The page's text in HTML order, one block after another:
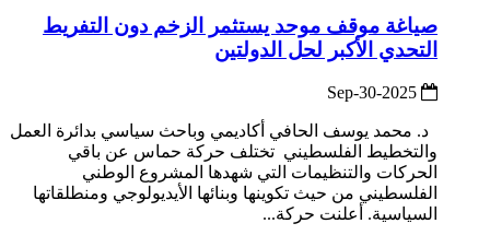
صياغة موقف موحد يستثمر الزخم دون التفريط
التحدي الأكبر لحل الدولتين
د. محمد يوسف الحافي أكاديمي وباحث سياسي بدائرة العمل
والتخطيط الفلسطيني تختلف حركة حماس عن باقي
الحركات والتنظيمات التي شهدها المشروع الوطني
الفلسطيني من حيث تكوينها وبنائها الأيديولوجي ومنطلقاتها
السياسية. أعلنت حركة...